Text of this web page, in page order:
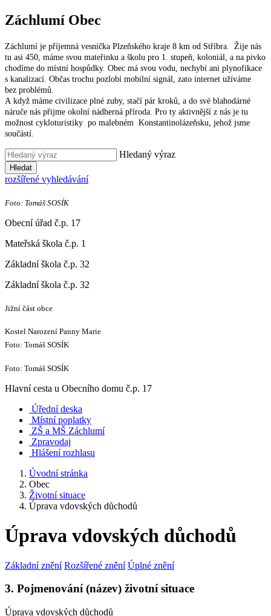
Záchlumí Obec
Záchlumí je příjemná vesnička Plzeňského kraje 8 km od Stříbra. Žije nás
tu asi 450, máme svou mateřinku a školu pro 1. stupeň, koloniál, a na pivko
chodíme do místní hospůdky. Obec má svou vodu, nechybí ani plynofikace
s kanalizací. Občas trochu pozlobí mobilní signál, zato internet užíváme
bez problémů.
A když máme civilizace plné zuby, stačí pár kroků, a do své blahodárné
náruče nás přijme okolní nádherná příroda. Pro ty aktivnější z nás je tu
možnost cykloturistiky po malebném Konstantinolázeňsku, jehož jsme
součástí.
Hledaný výraz
Hledat
rozšířené vyhledávání
Foto: Tomáš SOSÍK
Obecní úřad č.p. 17
Mateřská škola č.p. 1
Základní škola č.p. 32
Základní škola č.p. 32
Jižní část obce
Kostel Narození Panny Marie
Foto: Tomáš SOSÍK
Foto: Tomáš SOSÍK
Hlavní cesta u Obecního domu č.p. 17
Úřední deska
Místní poplatky
ZŠ a MŠ Záchlumí
Zpravodaj
Hlášení rozhlasu
Úvodní stránka
Obec
Životní situace
Úprava vdovských důchodů
Úprava vdovských důchodů
Základní znění Rozšířené znění Úplné znění
3. Pojmenování (název) životní situace
Úprava vdovských důchodů